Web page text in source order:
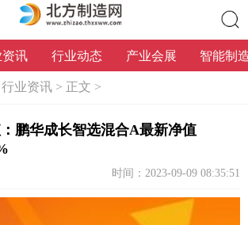
搜索
讯 行业动态 产业会展 智能制
行业资讯 > 正文 >
鹏华成长智选混合A最新净值
时间：2023-09-09 08:35:51